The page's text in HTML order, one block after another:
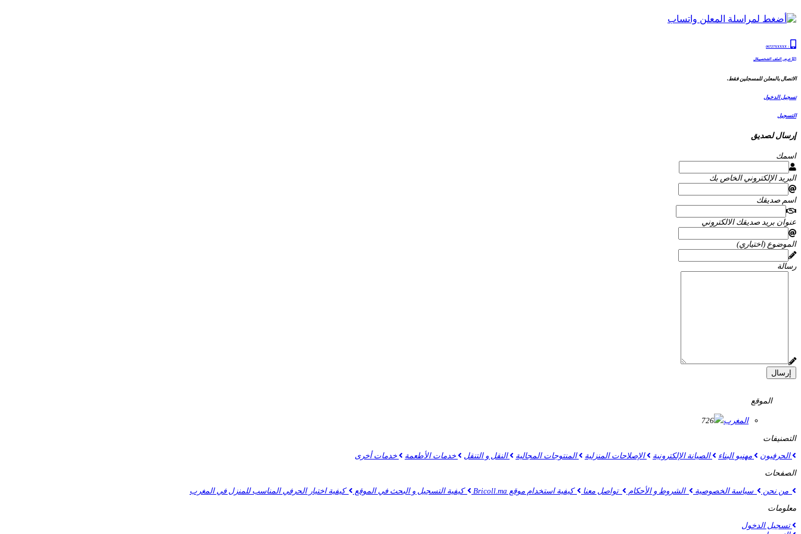
:
06727XXXXX
عرض الملف الشخصيبلال
الاتصال بالمعلن للمسجلين فقط.
تسجيل الدخول
التسجيل
إرسال لصديق
اسمك
البريد الإلكتروني الخاص بك
اسم صديقك
عنوان بريد صديقك الالكتروني
الموضوع (اختياري)
رسالة
إرسال
الموقع
المغرب
726
التصنيفات
الحرفيون
مهنيو البناء الصيانة الإلكترونية الإصلاحات المنزلية المنتوجات المجالية النقل و التنقل خدمات الأطعمة
خدمات أخرى
الصفحات
من نحن
سياسة الخصوصية الشروط و الأحكام تواصل معنا كيفية استخدام موقع Bricoll.ma كيفية التسجيل و البحث في الموقع
كيفية اختيار الحرفي المناسب للمنزل في المغرب
معلومات
تسجيل الدخول